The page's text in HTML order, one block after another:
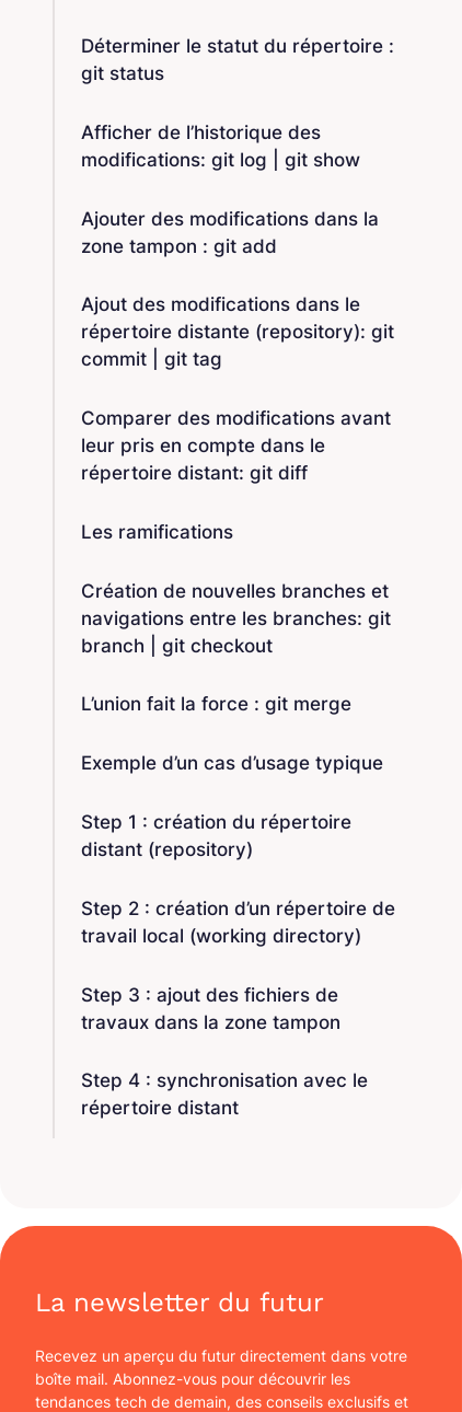
Déterminer le statut du répertoire :
git status
Afficher de l’historique des
modifications: git log | git show
Ajouter des modifications dans la
zone tampon : git add
Ajout des modifications dans le
répertoire distante (repository): git
commit | git tag
Comparer des modifications avant
leur pris en compte dans le
répertoire distant: git diff
Les ramifications
Création de nouvelles branches et
navigations entre les branches: git
branch | git checkout
L’union fait la force : git merge
Exemple d’un cas d’usage typique
Step 1 : création du répertoire
distant (repository)
Step 2 : création d’un répertoire de
travail local (working directory)
Step 3 : ajout des fichiers de
travaux dans la zone tampon
Step 4 : synchronisation avec le
répertoire distant
La newsletter du futur
Recevez un aperçu du futur directement dans votre
boîte mail. Abonnez-vous pour découvrir les
tendances tech de demain, des conseils exclusifs et